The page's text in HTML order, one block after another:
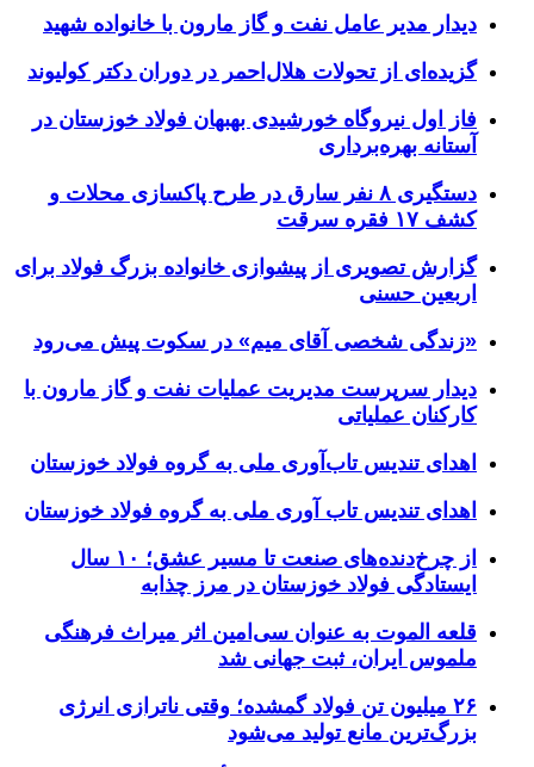
دیدار مدیر عامل نفت و گاز مارون با خانواده شهید
گزیده‌ای از تحولات هلال‌احمر در دوران دکتر کولیوند
فاز اول نیروگاه خورشیدی بهبهان فولاد خوزستان در
آستانه بهره‌برداری
دستگیری ۸ نفر سارق در طرح پاکسازی محلات و
کشف ۱۷ فقره سرقت
گزارش تصویری از پیشوازی خانواده بزرگ فولاد برای
اربعین حسنی
«زندگی شخصی آقای میم» در سکوت پیش می‌رود
دیدار سرپرست مدیریت عملیات نفت و گاز مارون با
کارکنان عملیاتی
اهدای تندیس تاب‌آوری ملی به گروه فولاد خوزستان
اهدای تندیس تاب آوری ملی به گروه فولاد خوزستان
از چرخ‌دنده‌های صنعت تا مسیر عشق؛ ۱۰ سال
ایستادگی فولاد خوزستان در مرز چذابه
قلعه الموت به عنوان سی‌امین اثر میراث‌ فرهنگی
ملموس ایران، ثبت جهانی شد
۲۶ میلیون تن فولاد گمشده؛ وقتی ناترازی انرژی
بزرگ‌ترین مانع تولید می‌شود